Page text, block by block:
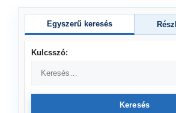
Egyszerű keresés
Kulcsszó:
Keresés